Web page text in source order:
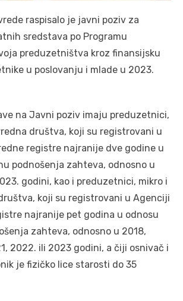
raspisalo je javni poziv za
sredstava po Programu
preduzetništva kroz finansijsku
u poslovanju i mlade u 2023.
na Javni poziv imaju preduzetnici,
društva, koji su registrovani u
registre najranije dve godine u
podnošenja zahteva, odnosno u
godini, kao i preduzetnici, mikro i
koji su registrovani u Agenciji
najranije pet godina u odnosu
zahteva, odnosno u 2018,
2022. ili 2023 godini, a čiji osnivač i
je fizičko lice starosti do 35